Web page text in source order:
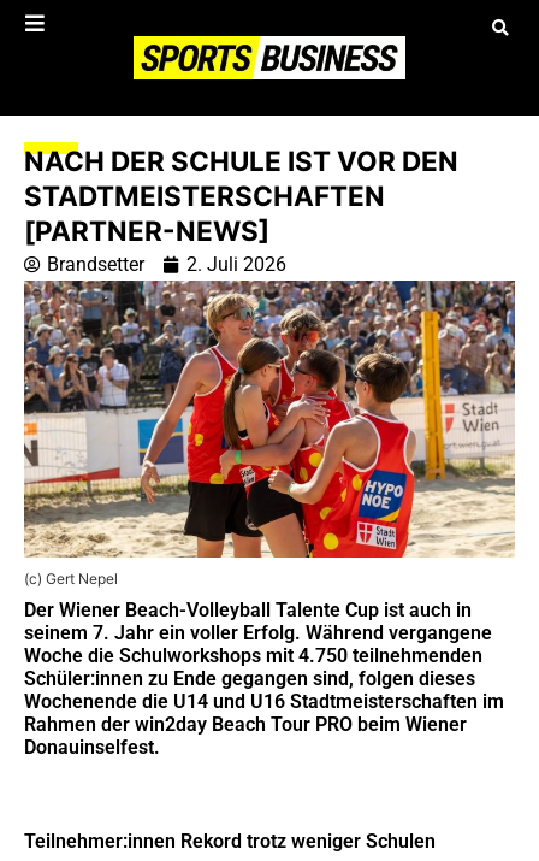
NACH DER SCHULE IST VOR DEN
STADTMEISTERSCHAFTEN
[PARTNER-NEWS]
Brandsetter 2. Juli 2026
(c) Gert Nepel
Der Wiener Beach-Volleyball Talente Cup ist auch in
seinem 7. Jahr ein voller Erfolg. Während vergangene
Woche die Schulworkshops mit 4.750 teilnehmenden
Schüler:innen zu Ende gegangen sind, folgen dieses
Wochenende die U14 und U16 Stadtmeisterschaften im
Rahmen der win2day Beach Tour PRO beim Wiener
Donauinselfest.
Teilnehmer:innen Rekord trotz weniger Schulen